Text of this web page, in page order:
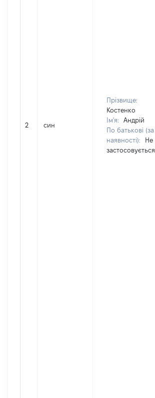
2 син
Прізвище:
Костенко
Ім'я:
Андрій
По батькові (за
наявності):
Не
застосовується